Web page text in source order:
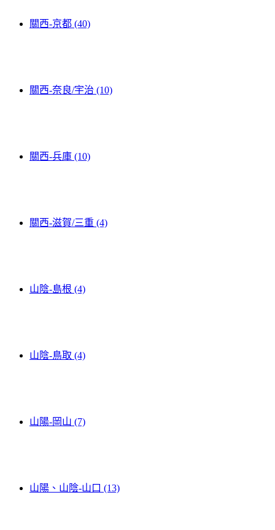
關西-京都 (40)
關西-奈良/宇治 (10)
關西-兵庫 (10)
關西-滋賀/三重 (4)
山陰-島根 (4)
山陰-鳥取 (4)
山陽-岡山 (7)
山陽、山陰-山口 (13)